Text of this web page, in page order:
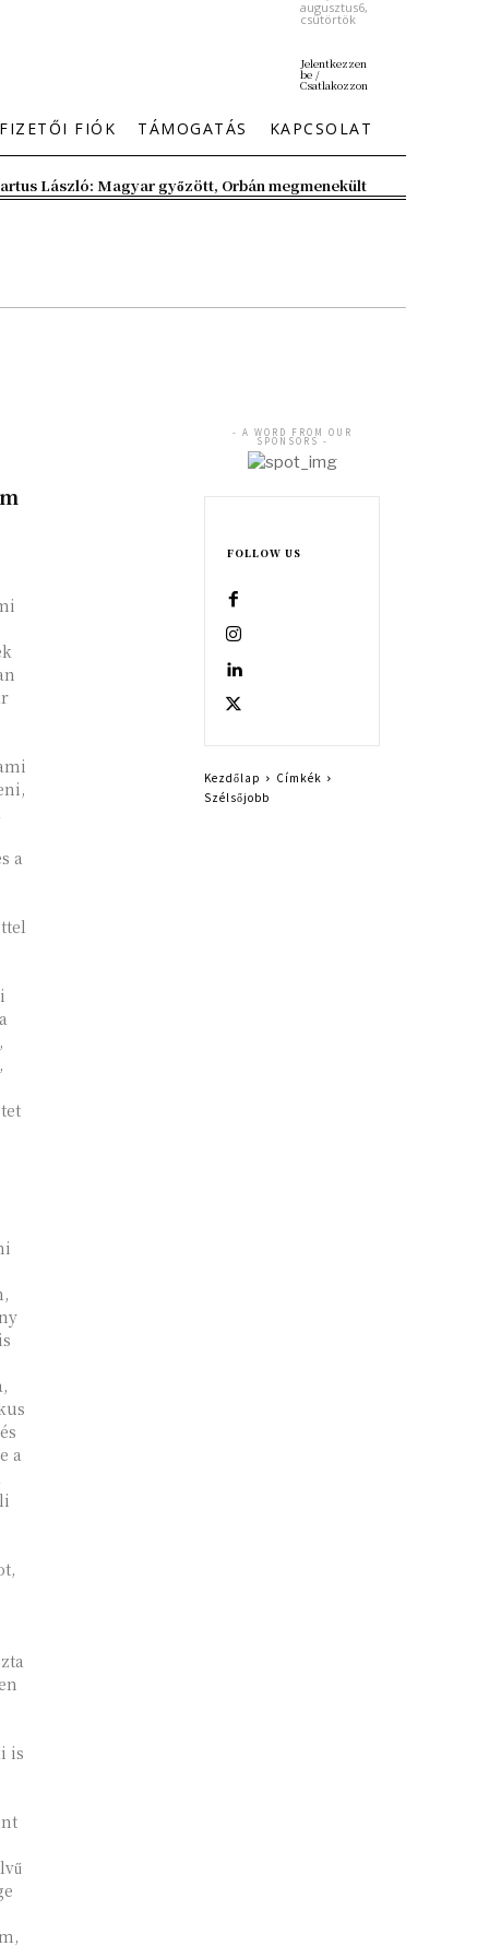
augusztus6,
csütörtök
Jelentkezzen
be /
Csatlakozzon
FIÓK TÁMOGATÁS KAPCSOLAT
László: Magyar győzött, Orbán megmenekült
a
a
is
- A WORD FROM OUR
SPONSORS -
FOLLOW US
Kezdőlap
Címkék
Szélsőjobb